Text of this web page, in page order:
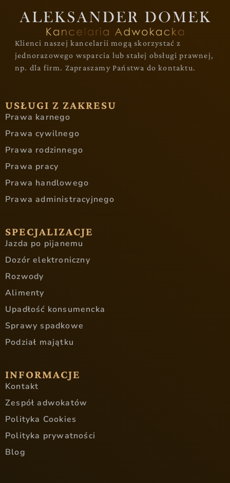
Klienci naszej kancelarii mogą skorzystać z
jednorazowego wsparcia lub stałej obsługi prawnej,
np. dla firm. Zapraszamy Państwa do kontaktu.
USŁUGI Z ZAKRESU
Prawa karnego
Prawa cywilnego
Prawa rodzinnego
Prawa pracy
Prawa handlowego
Prawa administracyjnego
SPECJALIZACJE
Jazda po pijanemu
Dozór elektroniczny
Rozwody
Alimenty
Upadłość konsumencka
Sprawy spadkowe
Podział majątku
INFORMACJE
Kontakt
Zespół adwokatów
Polityka Cookies
Polityka prywatności
Blog